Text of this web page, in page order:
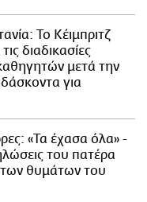
Το Κέιμπριτζ
διαδικασίες
μετά την
για
«Τα έχασα όλα» -
του πατέρα
θυμάτων του